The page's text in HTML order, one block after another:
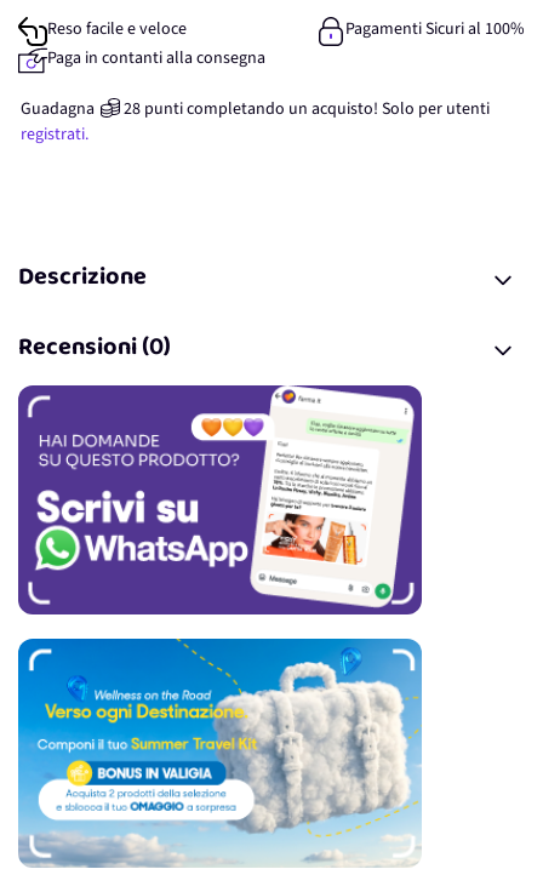
Reso facile e veloce
Pagamenti Sicuri al 100%
Paga in contanti alla consegna
Guadagna 28 punticompletando un acquisto! Solo per utenti
registrati.
Descrizione
Recensioni (0)